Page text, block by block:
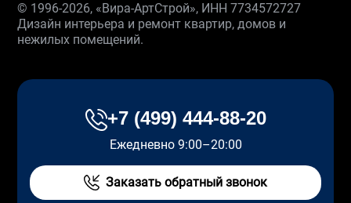
© 1996-2026, «Вира-АртСтрой», ИНН 7734572727
Дизайн интерьера и ремонт квартир, домов и
нежилых помещений.
+7 (499) 444-88-20
Ежедневно 9:00–20:00
Заказать обратный звонок